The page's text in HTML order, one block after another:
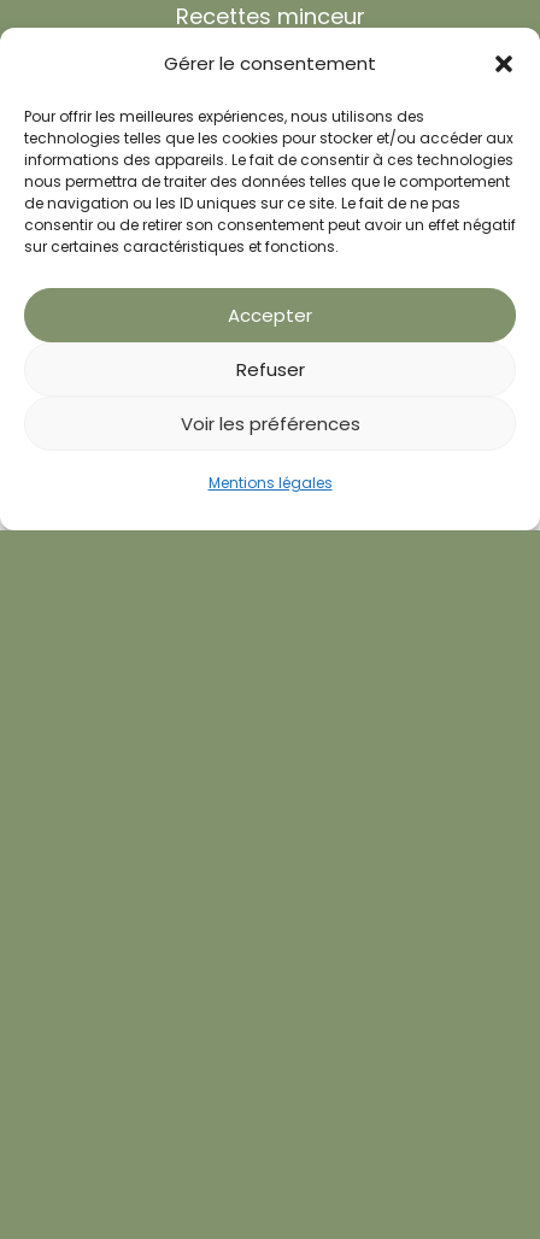
Gérer le consentement
Pour offrir les meilleures expériences, nous utilisons des
technologies telles que les cookies pour stocker et/ou accéder aux
informations des appareils. Le fait de consentir à ces technologies
nous permettra de traiter des données telles que le comportement
de navigation ou les ID uniques sur ce site. Le fait de ne pas
consentir ou de retirer son consentement peut avoir un effet négatif
sur certaines caractéristiques et fonctions.
Accepter
Refuser
Voir les préférences
Mentions légales
Recettes minceur
FAQ
Actualités
CONTACT ROCHEFORT
05 46 99 67 97
contact@parapuncture.fr
CONTACT ROYAN
05 46 08 35 05
Prendre RDV